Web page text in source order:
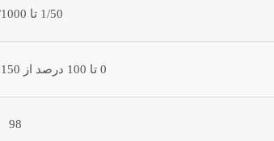
1/50 تا 1/1000 ثانیه
0 تا 100 درصد از 3150 تا 6300 کلوین
98